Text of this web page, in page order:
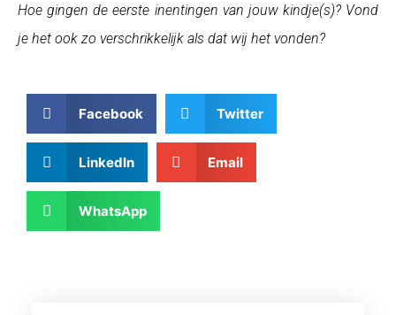
Hoe gingen de eerste inentingen van jouw kindje(s)? Vond
je het ook zo verschrikkelijk als dat wij het vonden?
Facebook Twitter
LinkedIn Email
WhatsApp